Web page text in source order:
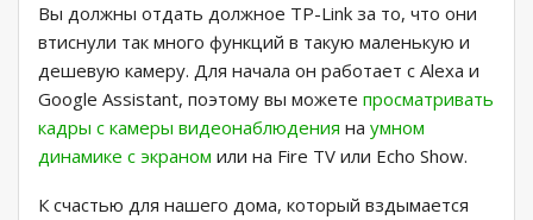
Вы должны отдать должное TP-Link за то, что они
втиснули так много функций в такую ​​маленькую и
дешевую камеру. Для начала он работает с Alexa и
Google Assistant, поэтому вы можете просматривать
кадры с камеры видеонаблюдения на умном
динамике с экраном или на Fire TV или Echo Show.
К счастью для нашего дома, который вздымается